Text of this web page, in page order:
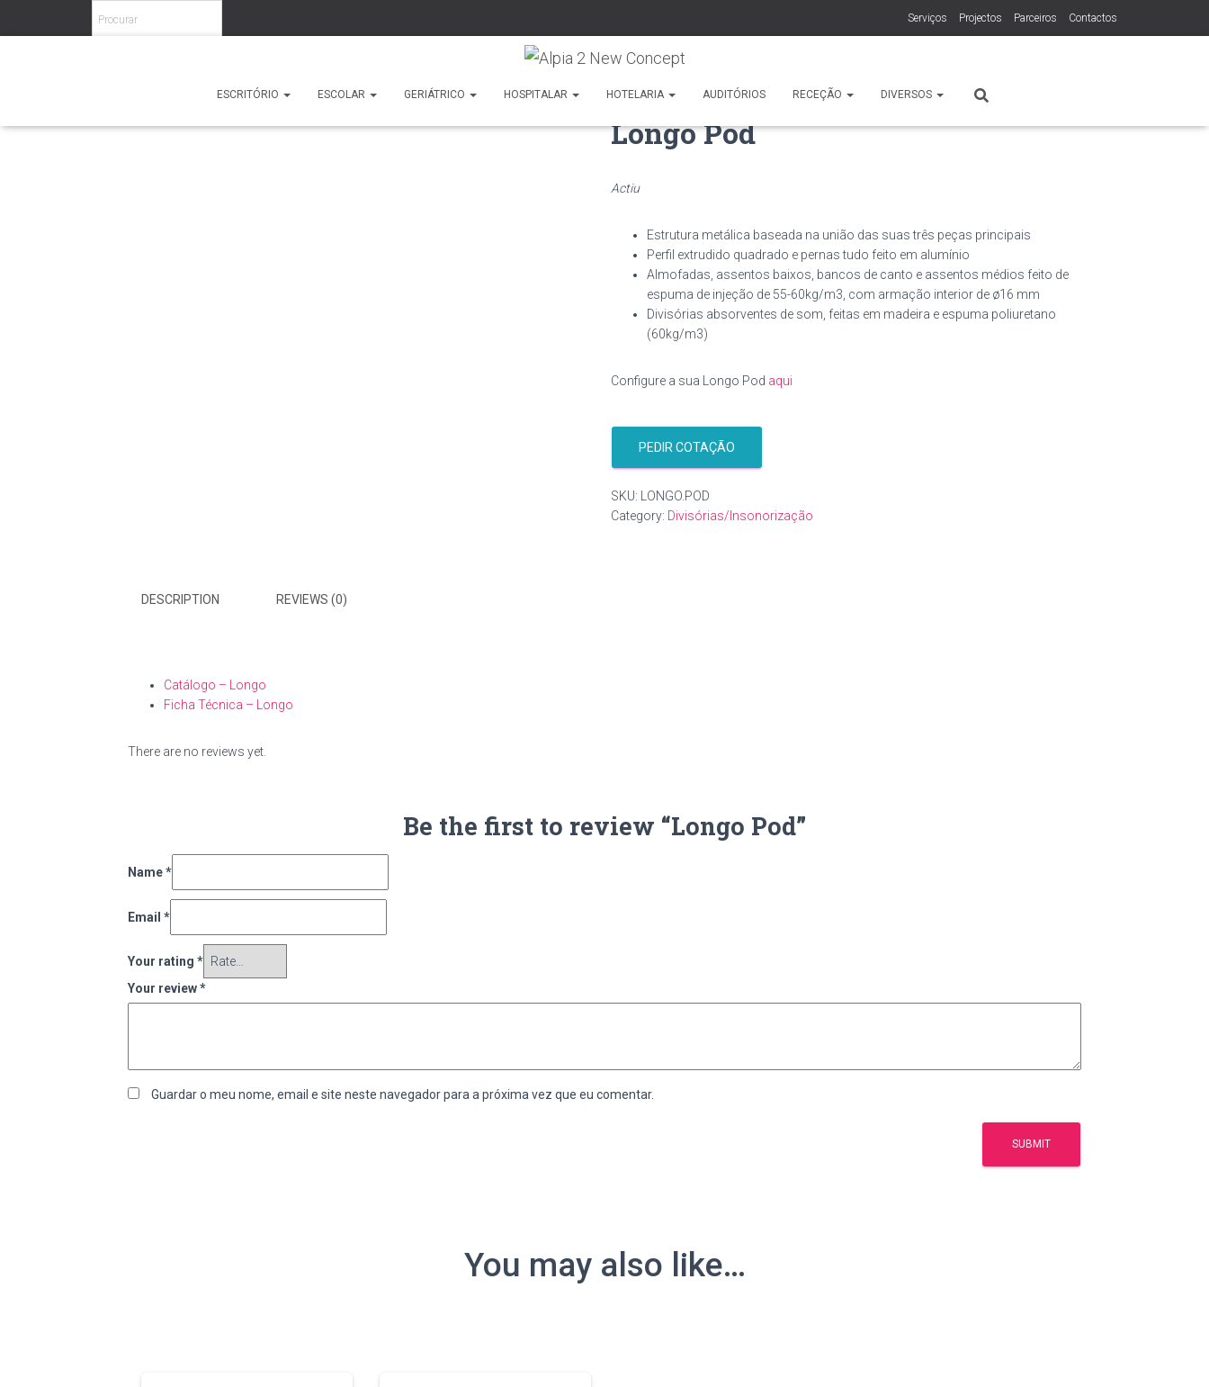
Serviços Projectos Parceiros Contactos
ESCRITÓRIO ESCOLAR GERIÁTRICO HOSPITALAR HOTELARIA AUDITÓRIOS RECEÇÃO DIVERSOS
Longo Pod
Actiu
Estrutura metálica baseada na união das suas três peças principais
Perfil extrudido quadrado e pernas tudo feito em alumínio
Almofadas, assentos baixos, bancos de canto e assentos médios feito de
espuma de injeção de 55-60kg/m3, com armação interior de ø16 mm
Divisórias absorventes de som, feitas em madeira e espuma poliuretano
(60kg/m3)
Configure a sua Longo Pod aqui
PEDIR COTAÇÃO
SKU:
LONGO.POD
Category: Divisórias/Insonorização
DESCRIPTION REVIEWS (0)
Catálogo – Longo
Ficha Técnica – Longo
There are no reviews yet.
Be the first to review “Longo Pod”
Name*
Email *
Your rating *
Your review*
Guardar o meu nome, email e site neste navegador para a próxima vez que eu comentar.
You may also like…